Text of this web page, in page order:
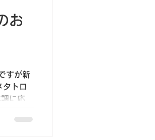
お
すが新
タトロ
に応じ
。...